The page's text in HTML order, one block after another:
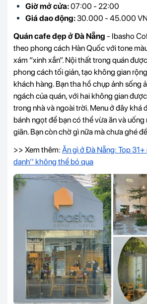
Giờ mở cửa:07:00 - 22:00
Giá dao động:30.000 - 45.000
Quán cafe đẹp ở Đà Nẵng - Ibasho
theo phong cách Hàn Quốc với tone
xám “xinh xắn”. Nội thất trong quán
phong cách tối giản, tạo không gian
khách hàng. Bạn tha hồ chụp ảnh sống
ngách của quán, với hai không gian
trong nhà và ngoài trời. Menu ở đây khá
bánh ngọt để bạn có thể vừa ăn và
giãn. Bạn còn chờ gì nữa mà chưa ghé
>> Xem thêm: Ăn gì ở Đà Nẵng: Top
danh’’ không thể bỏ qua